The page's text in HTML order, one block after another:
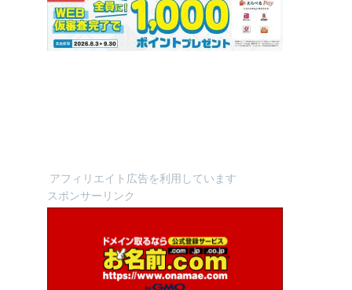
アフィリエイト広告を利用しています
スポンサーリンク